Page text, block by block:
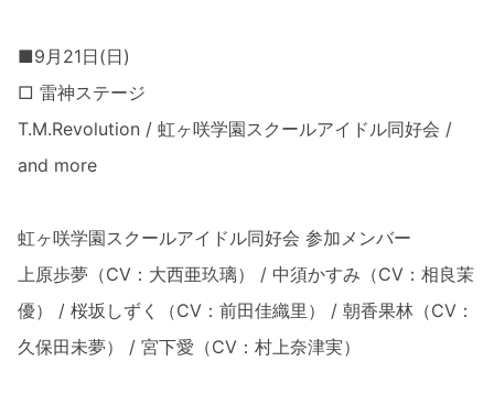
■9月21日(日)
□ 雷神ステージ
T.M.Revolution / 虹ヶ咲学園スクールアイドル同好会 /
and more
虹ヶ咲学園スクールアイドル同好会 参加メンバー
上原歩夢（CV：大西亜玖璃） / 中須かすみ（CV：相良茉
優） / 桜坂しずく（CV：前田佳織里） / 朝香果林（CV：
久保田未夢） / 宮下愛（CV：村上奈津実）